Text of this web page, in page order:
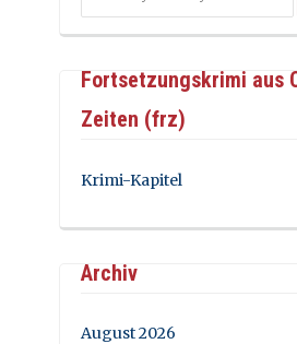
Fortsetzungskrimi aus
Zeiten (frz)
Krimi-Kapitel
Archiv
August 2026